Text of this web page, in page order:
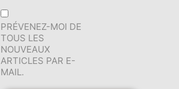
PRÉVENEZ-MOI DE
TOUS LES
NOUVEAUX
ARTICLES PAR E-
MAIL.